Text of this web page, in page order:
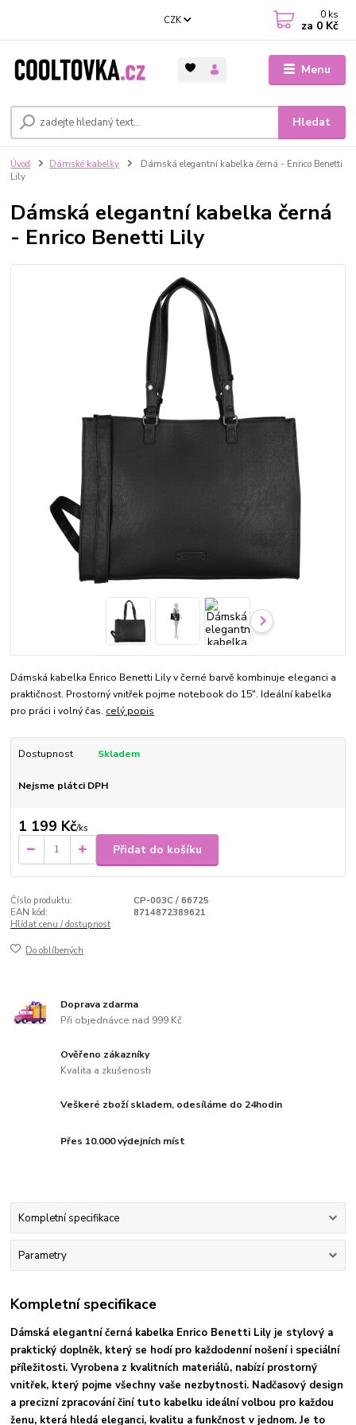
Menu
CZK
Hledat
0 ks
za 0 Kč
Úvod Dámské kabelky
Dámská elegantní kabelka černá - Enrico Benetti
Lily
Dámská elegantní kabelka černá
- Enrico Benetti Lily
Dámská kabelka Enrico Benetti Lily v černé barvě kombinuje eleganci a
praktičnost. Prostorný vnitřek pojme notebook do 15". Ideální kabelka
pro práci i volný čas. celý popis
Dostupnost Skladem
Nejsme plátci DPH
1 199 Kč/ks
Přidat do košíku
Číslo produktu:
CP-003C / 66725
EAN kód:
8714872389621
Hlídat cenu / dostupnost
Do oblíbených
Doprava zdarma
Při objednávce nad 999 Kč
Ověřeno zákazníky
Kvalita a zkušenosti
Veškeré zboží skladem, odesíláme do 24hodin
Přes 10.000 výdejních míst
Kompletní specifikace
Parametry
Kompletní specifikace
Dámská elegantní černá kabelka Enrico Benetti Lily je stylový a
praktický doplněk, který se hodí pro každodenní nošení i speciální
příležitosti. Vyrobena z kvalitních materiálů, nabízí prostorný
vnitřek, který pojme všechny vaše nezbytnosti. Nadčasový design
a precizní zpracování činí tuto kabelku ideální volbou pro každou
ženu, která hledá eleganci, kvalitu a funkčnost v jednom. Je to